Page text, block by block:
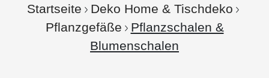
Startseite
Deko Home & Tischdeko
Pflanzgefäße
Pflanzschalen &
Blumenschalen